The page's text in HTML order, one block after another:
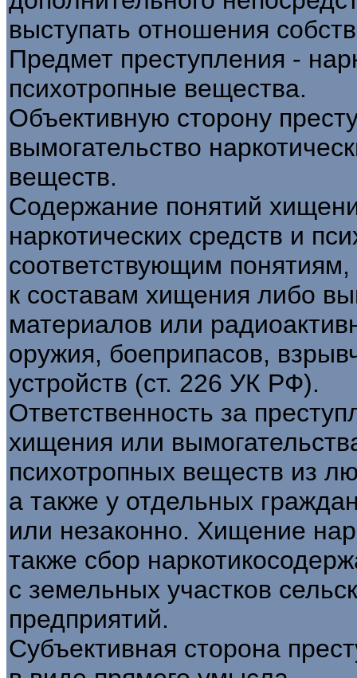
выступать отношения
Предмет преступления -
психотропные вещества.
Объективную сторону
вымогательство
веществ.
Содержание понятий
наркотических средств и
соответствующим
к составам хищения либо
материалов или
оружия, боеприпасов,
устройств (ст. 226 УК РФ).
Ответственность за
хищения или
психотропных веществ из
а также у отдельных
или незаконно. Хищение
также сбор
с земельных участков
предприятий.
Субъективная сторона